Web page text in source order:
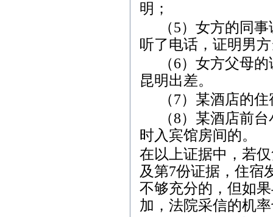
明；
（5）女方的同
听了电话，证明男
（6）女方父母的
昆明出差。
（7）某酒店的
（8）某酒店前
时入宾馆房间的。
在以上证据中，若
及第7份证据，住宿
不够充分的，但如
加，法院采信的机